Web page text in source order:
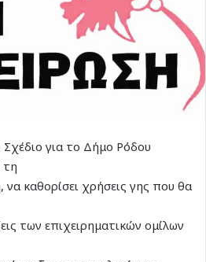
για το Δήμο Ρόδου
τη
να καθορίσει χρήσεις γης που θα
των επιχειρηματικών ομίλων